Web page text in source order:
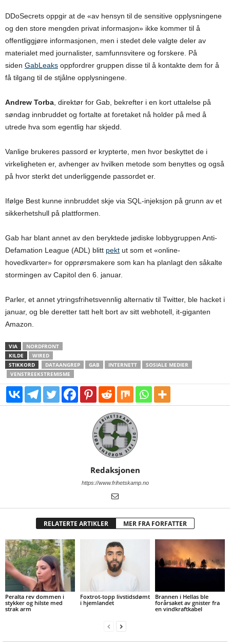
DDoSecrets oppgir at de «av hensyn til de sensitive opplysningene
og den store mengden privat informasjon» ikke kommer til å
offentliggjøre informasjonen, men i stedet dele valgte deler av
materialet med journalister, samfunnsvitere og forskere. På
siden GabLeaks oppfordrer gruppen disse til å kontakte dem for å
få tilgang til de stjålne opplysningene.
Andrew Torba , direktør for Gab, bekrefter i en kort uttalelse på
søndag innbruddet og fortalte at foretaket nå holder på med å
utrede hva som egentlig har skjedd.
Vanlige brukeres passord er krypterte, men hvor beskyttet de i
virkeligheten er, avhenger av hvilken metode som benyttes og også
på hvor sterkt det underliggende passordet er.
Ifølge Best kunne innbruddet skje via SQL-injeksjon på grunn av et
sikkerhetshull på plattformen.
Gab har blant annet av den beryktede jødiske lobbygruppen Anti-
Defamation League (ADL) blitt pekt ut som et «online-
hovedkvarter» for opprørsmakere som kan ha planlagt den såkalte
stormingen av Capitol den 6. januar.
Parler, et annet ytringsfrihetsvennlig alternativ til Twitter, ble hacket i
januar, og ble deretter tatt helt bort av sitt webhotell, it-giganten
Amazon.
VIA
NORDFRONT
KILDE
WIRED
STIKKORD
DATAANGREP GAB INTERNETT
SOSIALE MEDIER
VENSTREEKSTREMISME
Redaksjonen
https://www.frihetskamp.no
RELATERTE ARTIKLER MER FRA FORFATTER
Peralta rev dommen i
stykker og hilste med
strak arm
Foxtrot-topp livstidsdømt
i hjemlandet
Brannen i Hellas ble
forårsaket av gnister fra
en vindkraftkabel